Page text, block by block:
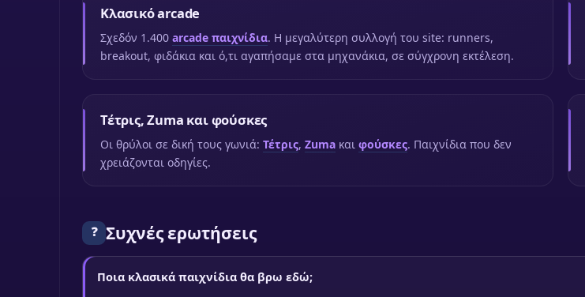
Κλασικό arcade
Σχεδόν 1.400 arcade παιχνίδια. Η μεγαλύτερη συλλογή του site: runners,
breakout, φιδάκια και ό,τι αγαπήσαμε στα μηχανάκια, σε σύγχρονη εκτέλεση.
Τέτρις, Zuma και φούσκες
Οι θρύλοι σε δική τους γωνιά: Τέτρις, Zuma και φούσκες. Παιχνίδια που δεν
χρειάζονται οδηγίες.
❓ Συχνές ερωτήσεις
Ποια κλασικά παιχνίδια θα βρω εδώ;